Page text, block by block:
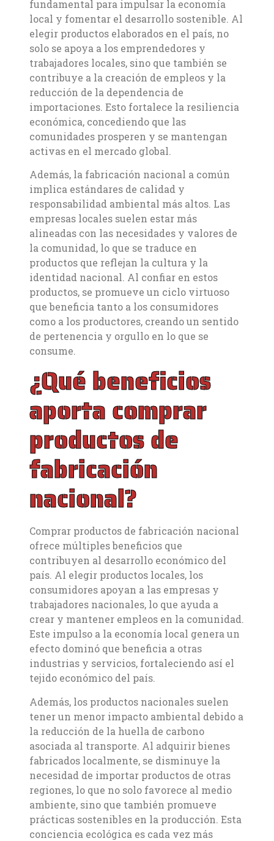
fundamental para impulsar la economía
local y fomentar el desarrollo sostenible. Al
elegir productos elaborados en el país, no
solo se apoya a los emprendedores y
trabajadores locales, sino que también se
contribuye a la creación de empleos y la
reducción de la dependencia de
importaciones. Esto fortalece la resiliencia
económica, concediendo que las
comunidades prosperen y se mantengan
activas en el mercado global.
Además, la fabricación nacional a común
implica estándares de calidad y
responsabilidad ambiental más altos. Las
empresas locales suelen estar más
alineadas con las necesidades y valores de
la comunidad, lo que se traduce en
productos que reflejan la cultura y la
identidad nacional. Al confiar en estos
productos, se promueve un ciclo virtuoso
que beneficia tanto a los consumidores
como a los productores, creando un sentido
de pertenencia y orgullo en lo que se
consume.
¿Qué beneficios
aporta comprar
productos de
fabricación
nacional?
Comprar productos de fabricación nacional
ofrece múltiples beneficios que
contribuyen al desarrollo económico del
país. Al elegir productos locales, los
consumidores apoyan a las empresas y
trabajadores nacionales, lo que ayuda a
crear y mantener empleos en la comunidad.
Este impulso a la economía local genera un
efecto dominó que beneficia a otras
industrias y servicios, fortaleciendo así el
tejido económico del país.
Además, los productos nacionales suelen
tener un menor impacto ambiental debido a
la reducción de la huella de carbono
asociada al transporte. Al adquirir bienes
fabricados localmente, se disminuye la
necesidad de importar productos de otras
regiones, lo que no solo favorece al medio
ambiente, sino que también promueve
prácticas sostenibles en la producción. Esta
conciencia ecológica es cada vez más